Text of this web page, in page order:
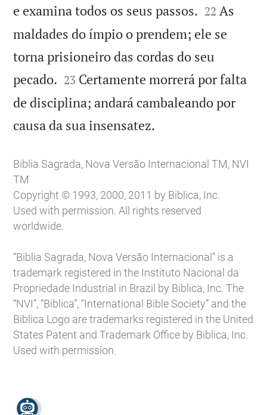
e examina todos os seus passos. 

22 As
maldades do ímpio o prendem; ele se
torna prisioneiro das cordas do seu
pecado. 

23 Certamente morrerá por falta
de disciplina; andará cambaleando por
causa da sua insensatez.
Biblia Sagrada, Nova Versão Internacional TM, NVI
TM
Copyright © 1993, 2000, 2011 by Biblica, Inc.
Used with permission. All rights reserved
worldwide.
“Biblia Sagrada, Nova Versão Internacional” is a
trademark registered in the Instituto Nacional da
Propriedade Industrial in Brazil by Biblica, Inc. The
“NVI”, “Biblica”, “International Bible Society” and the
Biblica Logo are trademarks registered in the United
States Patent and Trademark Office by Biblica, Inc.
Used with permission.